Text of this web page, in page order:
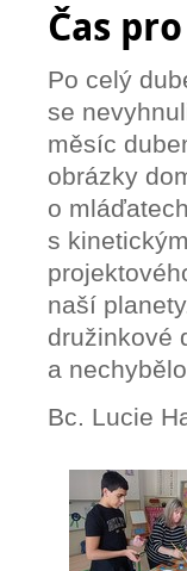
Čas
Po celý
se
měsíc
obrázky
o
s
naší
družinkové
a
Bc. Lucie